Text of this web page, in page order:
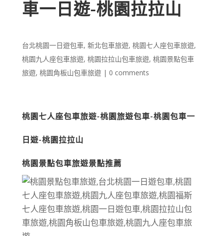
車一日遊-桃園拉拉山
台北桃園一日遊包車, 新北包車旅遊, 桃園七人座包車旅遊,
桃園九人座包車旅遊, 桃園拉拉山包車旅遊, 桃園景點包車
旅遊, 桃園角板山包車旅遊| 0 comments
桃園七人座包車旅遊-桃園旅遊包車-桃園包車一
日遊-桃園拉拉山
桃園景點包車旅遊景點推薦